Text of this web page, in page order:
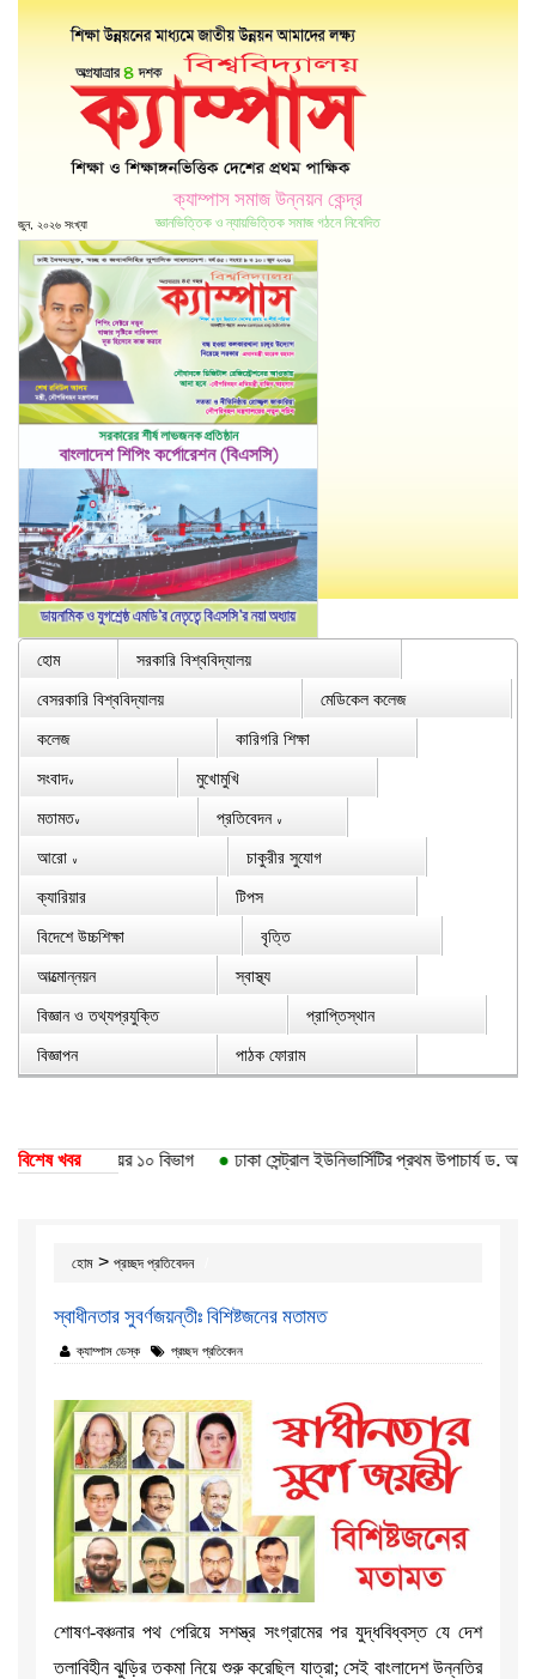
ক্যাম্পাস সমাজ উন্নয়ন কেন্দ্র
জ্ঞানভিত্তিক ও ন্যায়ভিত্তিক সমাজ গঠনে নিবেদিত
জুন, ২০২৬ সংখ্যা
হোম
সরকারি বিশ্ববিদ্যালয়
বেসরকারি বিশ্ববিদ্যালয়
মেডিকেল কলেজ
কলেজ
কারিগরি শিক্ষা
সংবাদ∨
মুখোমুখি
মতামত∨ প্রতিবেদন ∨
আরো ∨
চাকুরীর সুযোগ
ক্যারিয়ার
টিপস
বিদেশে উচ্চশিক্ষা
বৃত্তি
আত্মোন্নয়ন
স্বাস্থ্য
বিজ্ঞান ও তথ্যপ্রযুক্তি
প্রাপ্তিস্থান
বিজ্ঞাপন
পাঠক ফোরাম
বিশেষ খবর ১০ বিভাগ ●ঢাকা সেন্ট্রাল ইউনিভার্সিটির প্রথম উপাচার্য ড. আবদুল
হোম > প্রচ্ছদ প্রতিবেদন
স্বাধীনতার সুবর্ণজয়ন্তীঃ বিশিষ্টজনের মতামত
ক্যাম্পাস ডেস্ক প্রচ্ছদ প্রতিবেদন
শোষণ-বঞ্চনার পথ পেরিয়ে সশস্ত্র সংগ্রামের পর যুদ্ধবিধ্বস্ত যে দেশ
তলাবিহীন ঝুড়ির তকমা নিয়ে শুরু করেছিল যাত্রা; সেই বাংলাদেশ উন্নতির